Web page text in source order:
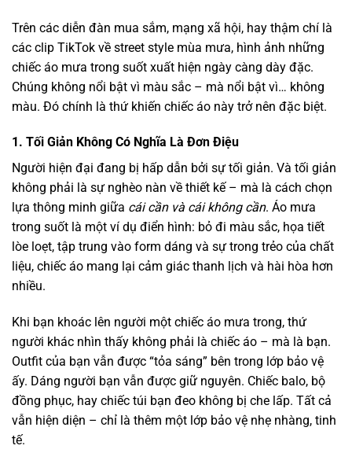
Trên các diễn đàn mua sắm, mạng xã hội, hay thậm chí là
các clip TikTok về street style mùa mưa, hình ảnh những
chiếc áo mưa trong suốt xuất hiện ngày càng dày đặc.
Chúng không nổi bật vì màu sắc – mà nổi bật vì… không
màu. Đó chính là thứ khiến chiếc áo này trở nên đặc biệt.
1. Tối Giản Không Có Nghĩa Là Đơn Điệu
Người hiện đại đang bị hấp dẫn bởi sự tối giản. Và tối giản
không phải là sự nghèo nàn về thiết kế – mà là cách chọn
lựa thông minh giữa cái cần và cái không cần. Áo mưa
trong suốt là một ví dụ điển hình: bỏ đi màu sắc, họa tiết
lòe loẹt, tập trung vào form dáng và sự trong trẻo của chất
liệu, chiếc áo mang lại cảm giác thanh lịch và hài hòa hơn
nhiều.
Khi bạn khoác lên người một chiếc áo mưa trong, thứ
người khác nhìn thấy không phải là chiếc áo – mà là bạn.
Outfit của bạn vẫn được “tỏa sáng” bên trong lớp bảo vệ
ấy. Dáng người bạn vẫn được giữ nguyên. Chiếc balo, bộ
đồng phục, hay chiếc túi bạn đeo không bị che lấp. Tất cả
vẫn hiện diện – chỉ là thêm một lớp bảo vệ nhẹ nhàng, tinh
tế.